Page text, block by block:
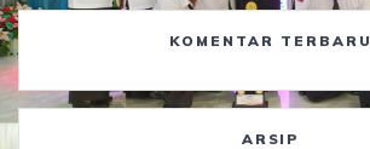
KOMENTAR TERBARU
ARSIP